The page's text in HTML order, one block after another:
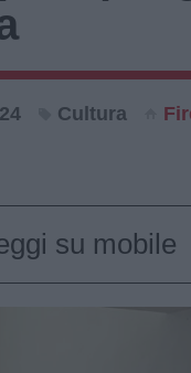
Cultura
su mobile